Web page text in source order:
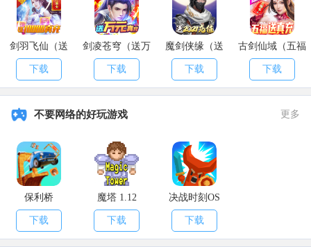
剑羽飞仙（送
10000真充）
下载
剑凌苍穹（送万
元真充）
下载
魔剑侠缘（送
2021充值）
下载
古剑仙域（五福
送真充）
下载
不要网络的好玩游戏 更多
保利桥
下载
魔塔 1.12
下载
决战时刻OS
下载